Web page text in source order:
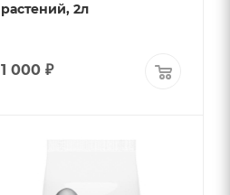
растений, 2л
1 000₽